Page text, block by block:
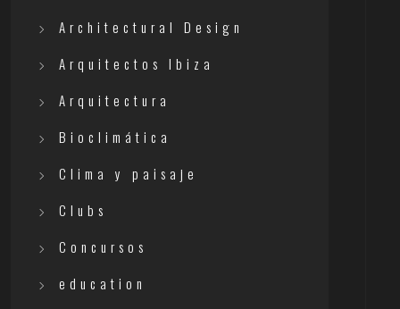
Architectural Design
Arquitectos Ibiza
Arquitectura
Bioclimática
Clima y paisaje
Clubs
Concursos
education